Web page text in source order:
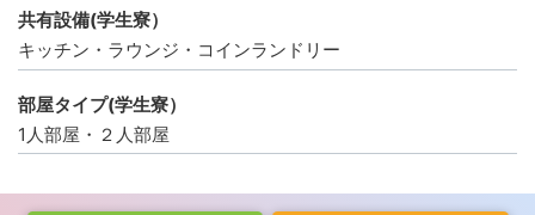
共有設備(学生寮）
キッチン・ラウンジ・コインランドリー
部屋タイプ(学生寮）
1人部屋・２人部屋